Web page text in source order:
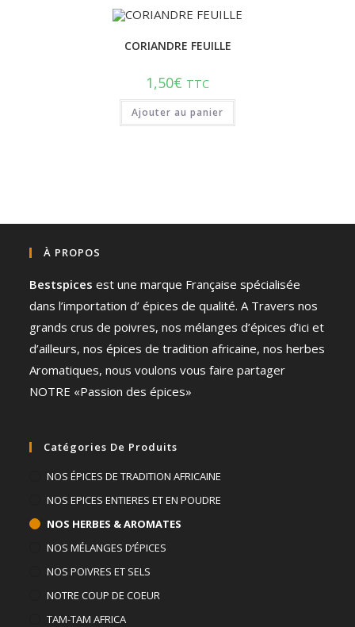
CORIANDRE FEUILLE
1,50€ TTC
Ajouter au panier
À PROPOS
Bestspices est une marque Française spécialisée
dans l’importation d’ épices de qualité. A Travers nos
grands crus de poivres, nos mélanges d’épices d’ici et
d’ailleurs, nos épices de tradition africaine, nos herbes
Aromatiques, nous voulons vous faire partager
NOTRE «Passion des épices»
Catégories De Produits
NOS ÉPICES DE TRADITION AFRICAINE
NOS EPICES ENTIERES ET EN POUDRE
NOS HERBES & AROMATES
NOS MÉLANGES D’ÉPICES
NOS POIVRES ET SELS
NOTRE COUP DE COEUR
TAM-TAM AFRICA